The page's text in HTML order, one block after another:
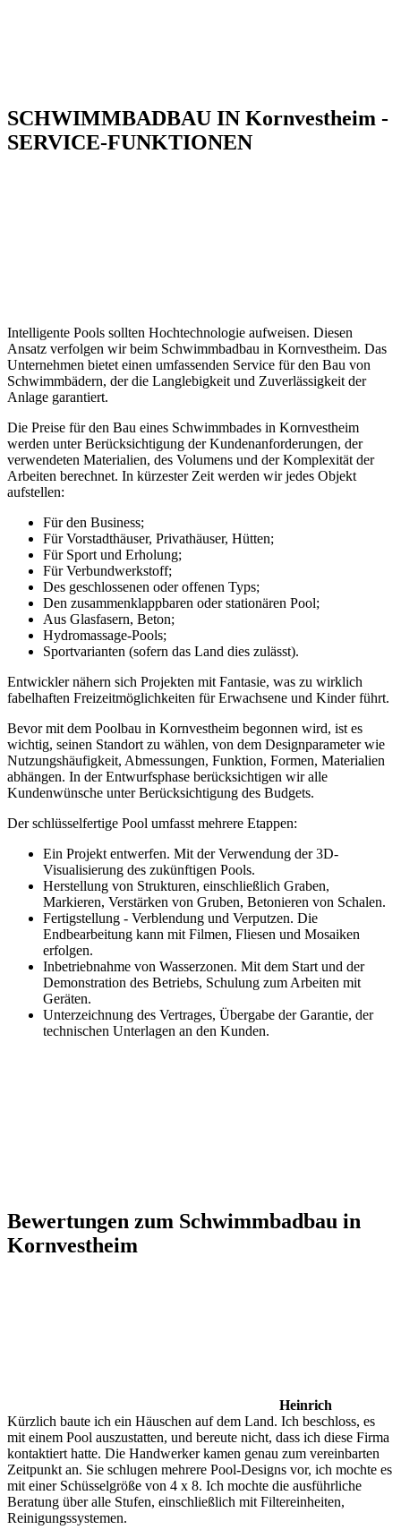
SCHWIMMBADBAU IN Kornvestheim -
SERVICE-FUNKTIONEN
Intelligente Pools sollten Hochtechnologie aufweisen. Diesen
Ansatz verfolgen wir beim Schwimmbadbau in Kornvestheim. Das
Unternehmen bietet einen umfassenden Service für den Bau von
Schwimmbädern, der die Langlebigkeit und Zuverlässigkeit der
Anlage garantiert.
Die Preise für den Bau eines Schwimmbades in Kornvestheim
werden unter Berücksichtigung der Kundenanforderungen, der
verwendeten Materialien, des Volumens und der Komplexität der
Arbeiten berechnet. In kürzester Zeit werden wir jedes Objekt
aufstellen:
Für den Business;
Für Vorstadthäuser, Privathäuser, Hütten;
Für Sport und Erholung;
Für Verbundwerkstoff;
Des geschlossenen oder offenen Typs;
Den zusammenklappbaren oder stationären Pool;
Aus Glasfasern, Beton;
Hydromassage-Pools;
Sportvarianten (sofern das Land dies zulässt).
Entwickler nähern sich Projekten mit Fantasie, was zu wirklich
fabelhaften Freizeitmöglichkeiten für Erwachsene und Kinder führt.
Bevor mit dem Poolbau in Kornvestheim begonnen wird, ist es
wichtig, seinen Standort zu wählen, von dem Designparameter wie
Nutzungshäufigkeit, Abmessungen, Funktion, Formen, Materialien
abhängen. In der Entwurfsphase berücksichtigen wir alle
Kundenwünsche unter Berücksichtigung des Budgets.
Der schlüsselfertige Pool umfasst mehrere Etappen:
Ein Projekt entwerfen. Mit der Verwendung der 3D-
Visualisierung des zukünftigen Pools.
Herstellung von Strukturen, einschließlich Graben,
Markieren, Verstärken von Gruben, Betonieren von Schalen.
Fertigstellung - Verblendung und Verputzen. Die
Endbearbeitung kann mit Filmen, Fliesen und Mosaiken
erfolgen.
Inbetriebnahme von Wasserzonen. Mit dem Start und der
Demonstration des Betriebs, Schulung zum Arbeiten mit
Geräten.
Unterzeichnung des Vertrages, Übergabe der Garantie, der
technischen Unterlagen an den Kunden.
Bewertungen zum Schwimmbadbau in
Kornvestheim
Heinrich
Kürzlich baute ich ein Häuschen auf dem Land. Ich beschloss, es
mit einem Pool auszustatten, und bereute nicht, dass ich diese Firma
kontaktiert hatte. Die Handwerker kamen genau zum vereinbarten
Zeitpunkt an. Sie schlugen mehrere Pool-Designs vor, ich mochte es
mit einer Schüsselgröße von 4 x 8. Ich mochte die ausführliche
Beratung über alle Stufen, einschließlich mit Filtereinheiten,
Reinigungssystemen.